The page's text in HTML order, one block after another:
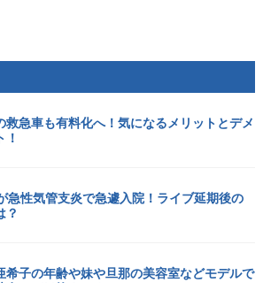
救急車も有料化へ！気になるメリットとデメ
！
急性気管支炎で急遽入院！ライブ延期後の
？
希子の年齢や妹や旦那の美容室などモデルで